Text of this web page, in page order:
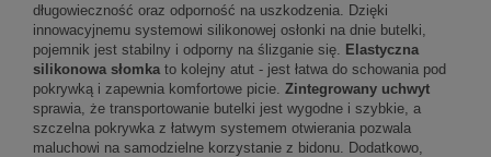
długowieczność oraz odporność na uszkodzenia. Dzięki
innowacyjnemu systemowi silikonowej osłonki na dnie butelki,
pojemnik jest stabilny i odporny na ślizganie się.
Elastyczna
silikonowa słomka to kolejny atut - jest łatwa do schowania pod
pokrywką i zapewnia komfortowe picie. Zintegrowany uchwyt
sprawia, że transportowanie butelki jest wygodne i szybkie, a
szczelna pokrywka z łatwym systemem otwierania pozwala
maluchowi na samodzielne korzystanie z bidonu. Dodatkowo,